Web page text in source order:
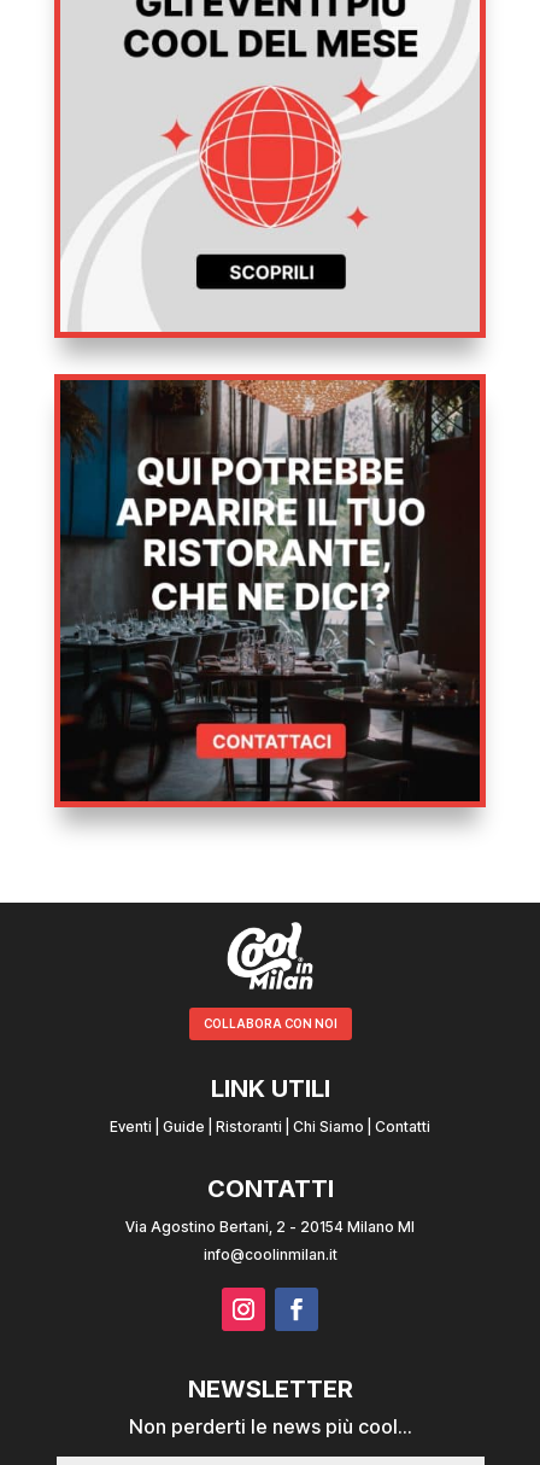
COLLABORA CON NOI
LINK UTILI
Eventi Guide Ristoranti Chi Siamo Contatti
CONTATTI
Via Agostino Bertani, 2 - 20154 Milano MI
info@coolinmilan.it
NEWSLETTER
Non perderti le news più cool...